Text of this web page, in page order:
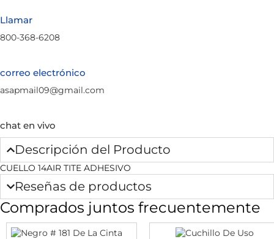
Llamar
800-368-6208
correo electrónico
asapmail09@gmail.com
chat en vivo
Descripción del Producto
CUELLO 14AIR TITE ADHESIVO
Reseñas de productos
Comprados juntos frecuentemente